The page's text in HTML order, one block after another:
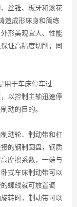
丝锥、板牙和滚花
造成形床身和简练
形美观宜人、性能
证高精度切削，同
用于车床停车过
以控制主轴迅速停
动的目的。
动轮、制动带和杠
的钢制圆盘，钢质
摩擦系数，一端与
式车床制动带可以
螺线就可放置调
转时，制动带可以